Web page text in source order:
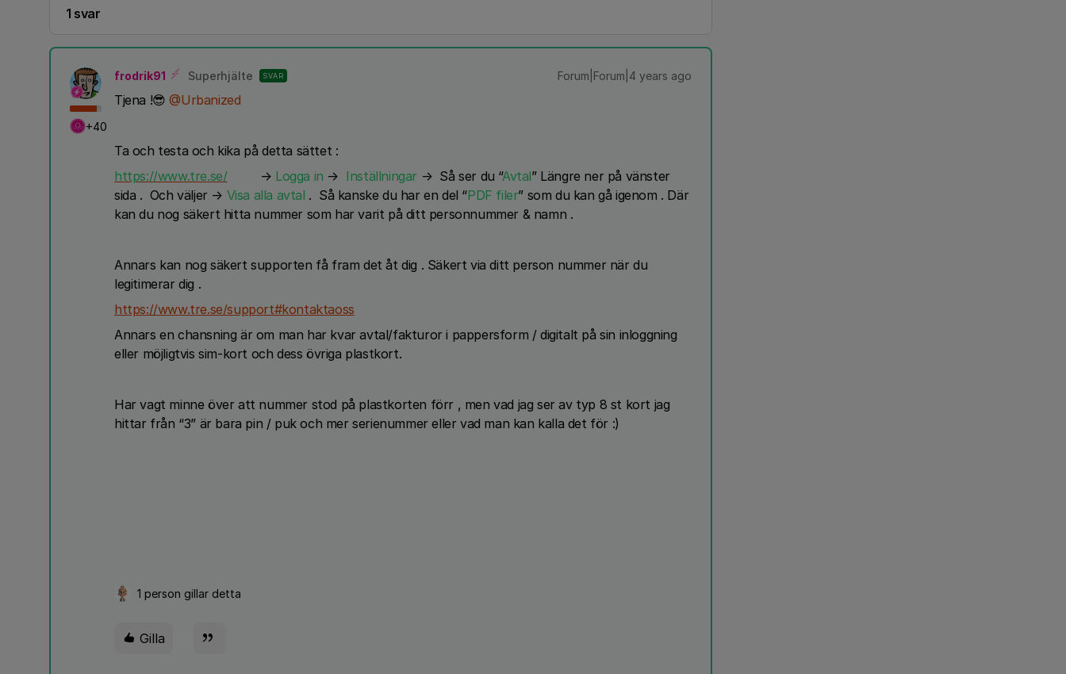
1 svar
+40
frodrik91 Superhjälte SVAR Forum|Forum|4 years ago
Tjena !😎@Urbanized
Ta och testa och kika på detta sättet :
https://www.tre.se/
→ Logga in → Inställningar → Så ser du “Avtal” Längre ner på vänster
sida . Och väljer → Visa alla avtal . Så kanske du har en del “PDF filer” som du kan gå igenom . Där
kan du nog säkert hitta nummer som har varit på ditt personnummer & namn .
Annars kan nog säkert supporten få fram det åt dig . Säkert via ditt person nummer när du
legitimerar dig .
https://www.tre.se/support#kontaktaoss
Annars en chansning är om man har kvar avtal/fakturor i pappersform / digitalt på sin inloggning
eller möjligtvis sim-kort och dess övriga plastkort.
Har vagt minne över att nummer stod på plastkorten förr , men vad jag ser av typ 8 st kort jag
hittar från “3” är bara pin / puk och mer serienummer eller vad man kan kalla det för :)
1 person gillar detta
Gilla